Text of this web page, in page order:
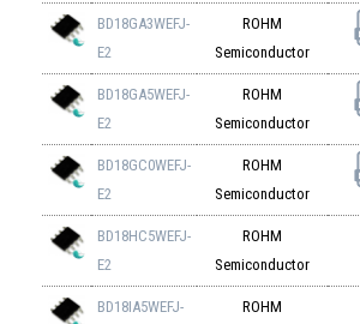
BD18GA3WEFJ-
E2
ROHM
Semiconductor
BD18GA5WEFJ-
E2
ROHM
Semiconductor
BD18GC0WEFJ-
E2
ROHM
Semiconductor
BD18HC5WEFJ-
E2
ROHM
Semiconductor
BD18IA5WEFJ-
ROHM